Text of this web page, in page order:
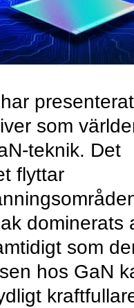
presenterat
som
teknik. Det
flyttar
dominerats
som
hos GaN